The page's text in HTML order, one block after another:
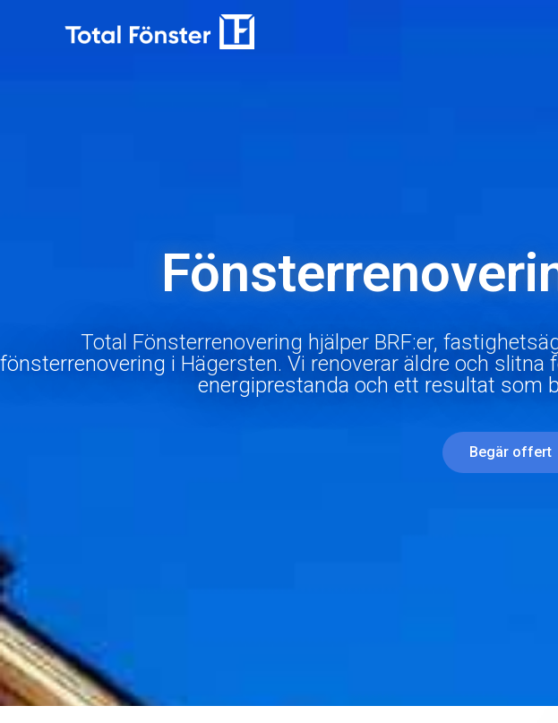
Total Fönsterrenovering hjälper BRF:er,
fönsterrenovering i Hägersten. Vi renoverar äldre och
energiprestanda och ett resultat som
Begär offert